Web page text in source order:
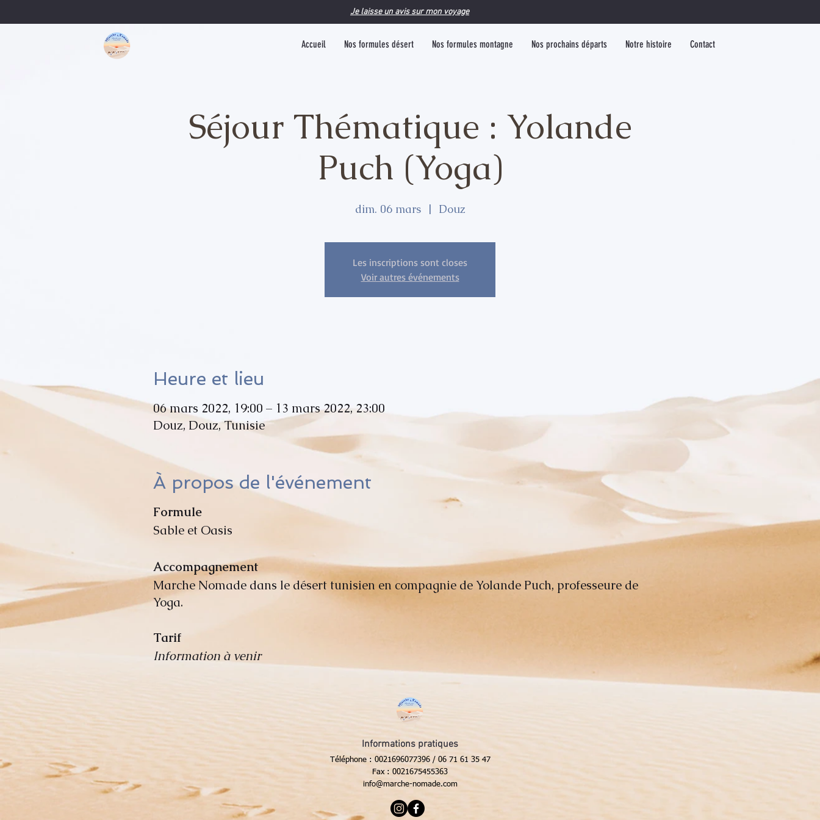
Je laisse un avis sur mon voyage
Accueil Nos formules désert Nos formules montagne Nos prochains départs Notre histoire Contact
Séjour Thématique : Yolande
Puch (Yoga)
dim. 06 mars
  |
Douz
Les inscriptions sont closes
Voir autres événements
Heure et lieu
06 mars 2022, 19:00 – 13 mars 2022, 23:00
Douz, Douz, Tunisie
À propos de l'événement
Formule
Sable et Oasis
Accompagnement
Marche Nomade dans le désert tunisien en compagnie de Yolande Puch, professeure de
Yoga.
Tarif
Information à venir
06 29 74 49 54
Informations pratiques
Téléphone : 0021696077396 / 06 71 61 35 47
Fax : 0021675455363
info@marche-nomade.com